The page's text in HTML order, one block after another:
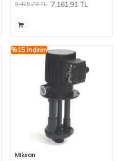
8.425,78TL 7.161,91 TL
%15 İndirim
Miksan